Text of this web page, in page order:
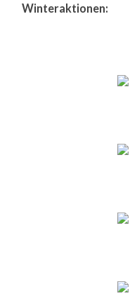
Winteraktionen: